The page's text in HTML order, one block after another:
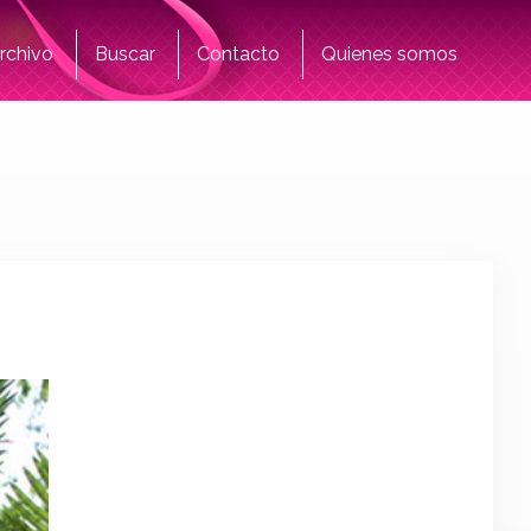
Buscar Contacto Quienes somos